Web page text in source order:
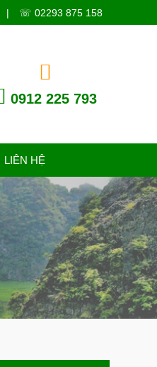
| ☏ 02293 875 158
0912 225 793
LIÊN HỆ